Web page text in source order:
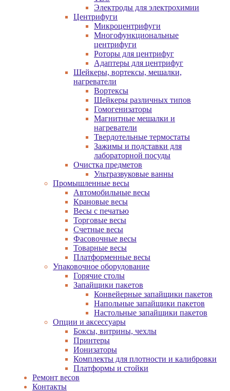
Электроды для электрохимии
Центрифуги
Микроцентрифуги
Многофункциональные
центрифуги
Роторы для центрифуг
Адаптеры для центрифуг
Шейкеры, вортексы, мешалки,
нагреватели
Вортексы
Шейкеры различных типов
Гомогенизаторы
Магнитные мешалки и
нагреватели
Твердотельные термостаты
Зажимы и подставки для
лабораторной посуды
Очистка предметов
Ультразвуковые ванны
Промышленные весы
Автомобильные весы
Крановые весы
Весы с печатью
Торговые весы
Счетные весы
Фасовочные весы
Товарные весы
Платформенные весы
Упаковочное оборудование
Горячие столы
Запайщики пакетов
Конвейерные запайщики пакетов
Напольные запайщики пакетов
Настольные запайщики пакетов
Опции и аксессуары
Боксы, витрины, чехлы
Принтеры
Ионизаторы
Комплекты для плотности и калибровки
Платформы и стойки
Ремонт весов
Контакты